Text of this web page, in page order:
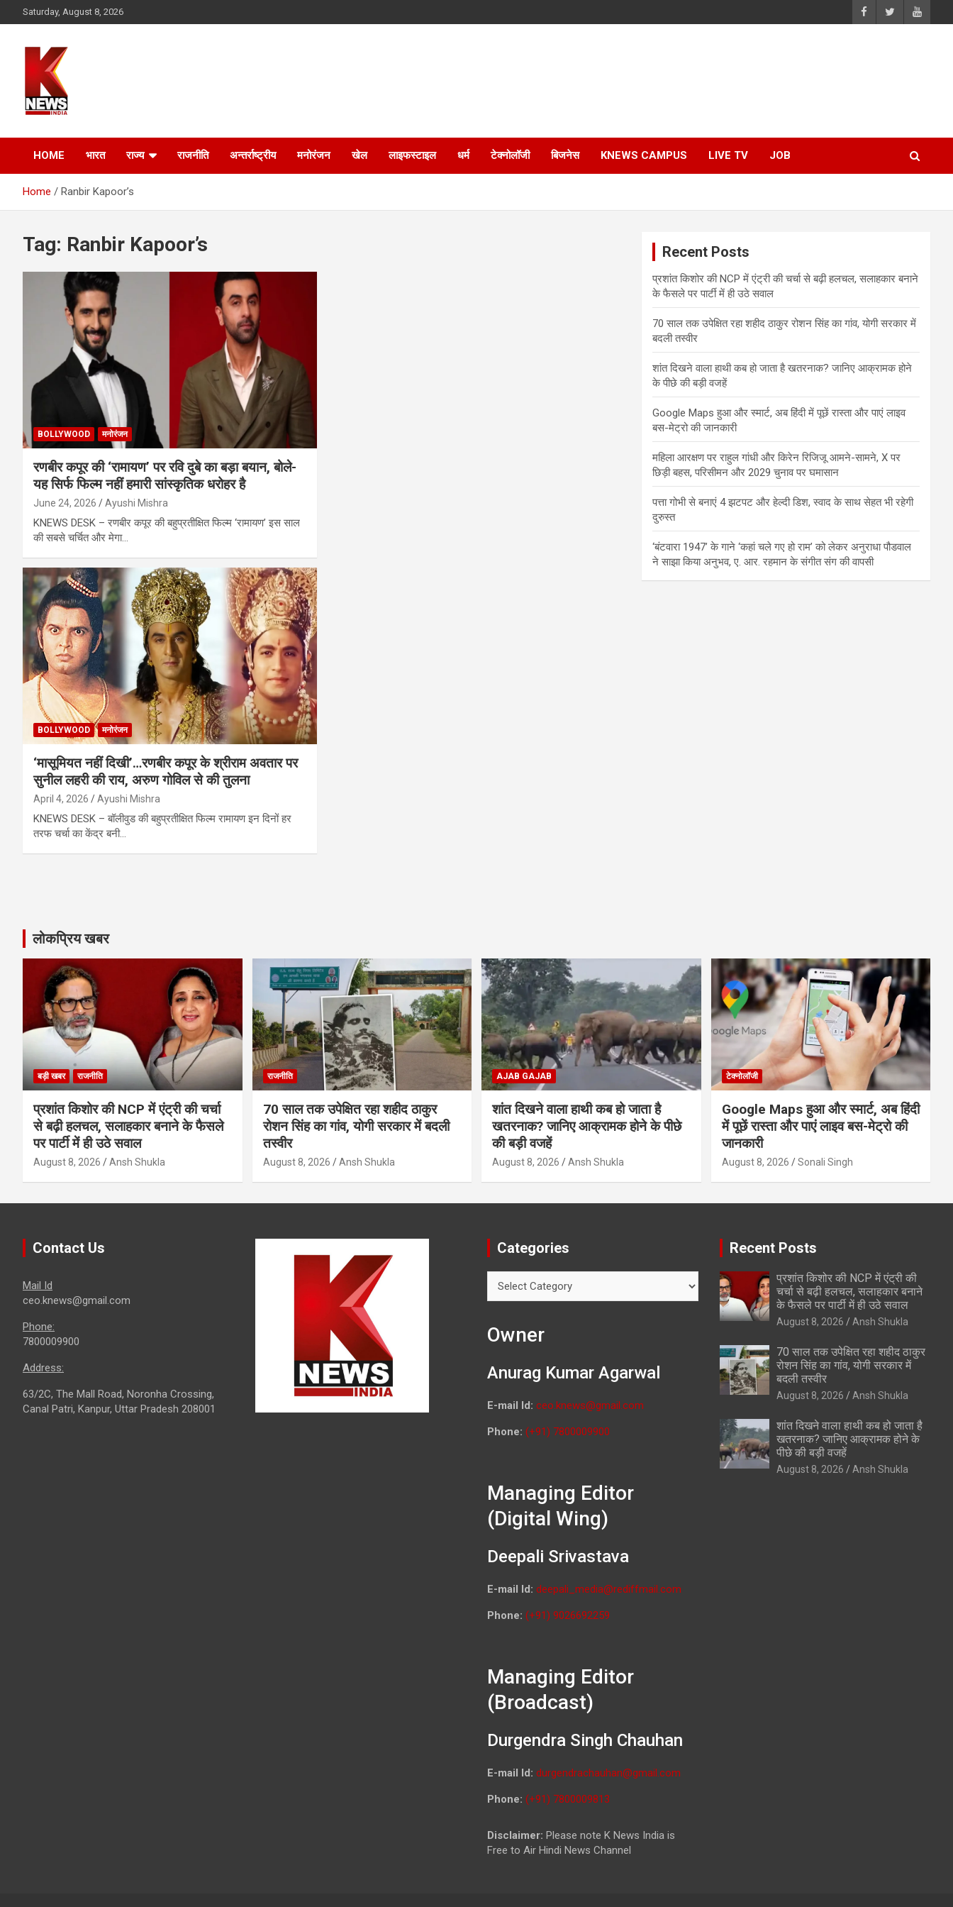
to
Saturday, August 8, 2026
HOME भारत राज्य राजनीति अन्तर्राष्ट्रीय मनोरंजन खेल लाइफस्टाइल धर्म टेक्नोलॉजी बिजनेस KNEWS CAMPUS LIVE TV JOB
Home Ranbir Kapoor’s
Tag: Ranbir Kapoor’s
BOLLYWOOD मनोरंजन
रणबीर कपूर की ‘रामायण’ पर रवि दुबे का बड़ा बयान, बोले-
यह सिर्फ फिल्म नहीं हमारी सांस्कृतिक धरोहर है
June 24, 2026 Ayushi Mishra
KNEWS DESK – रणबीर कपूर की बहुप्रतीक्षित फिल्म ‘रामायण’ इस साल
की सबसे चर्चित और मेगा…
BOLLYWOOD मनोरंजन
‘मासूमियत नहीं दिखी’…रणबीर कपूर के श्रीराम अवतार पर
सुनील लहरी की राय, अरुण गोविल से की तुलना
April 4, 2026 Ayushi Mishra
KNEWS DESK – बॉलीवुड की बहुप्रतीक्षित फिल्म रामायण इन दिनों हर
तरफ चर्चा का केंद्र बनी…
Recent Posts
प्रशांत किशोर की NCP में एंट्री की चर्चा से बढ़ी हलचल, सलाहकार बनाने
के फैसले पर पार्टी में ही उठे सवाल
70 साल तक उपेक्षित रहा शहीद ठाकुर रोशन सिंह का गांव, योगी सरकार में
बदली तस्वीर
शांत दिखने वाला हाथी कब हो जाता है खतरनाक? जानिए आक्रामक होने
के पीछे की बड़ी वजहें
Google Maps हुआ और स्मार्ट, अब हिंदी में पूछें रास्ता और पाएं लाइव
बस-मेट्रो की जानकारी
महिला आरक्षण पर राहुल गांधी और किरेन रिजिजू आमने-सामने, X पर
छिड़ी बहस, परिसीमन और 2029 चुनाव पर घमासान
पत्ता गोभी से बनाएं 4 झटपट और हेल्दी डिश, स्वाद के साथ सेहत भी रहेगी
दुरुस्त
‘बंटवारा 1947’ के गाने ‘कहां चले गए हो राम’ को लेकर अनुराधा पौडवाल
ने साझा किया अनुभव, ए. आर. रहमान के संगीत संग की वापसी
लोकप्रिय खबर
बड़ी खबर राजनीति
प्रशांत किशोर की NCP में एंट्री की चर्चा
से बढ़ी हलचल, सलाहकार बनाने के फैसले
पर पार्टी में ही उठे सवाल
August 8, 2026 Ansh Shukla
राजनीति
70 साल तक उपेक्षित रहा शहीद ठाकुर
रोशन सिंह का गांव, योगी सरकार में बदली
तस्वीर
August 8, 2026 Ansh Shukla
AJAB GAJAB
शांत दिखने वाला हाथी कब हो जाता है
खतरनाक? जानिए आक्रामक होने के पीछे
की बड़ी वजहें
August 8, 2026 Ansh Shukla
टेक्नोलॉजी
Google Maps हुआ और स्मार्ट, अब हिंदी
में पूछें रास्ता और पाएं लाइव बस-मेट्रो की
जानकारी
August 8, 2026 Sonali Singh
Contact Us
Mail Id
ceo.knews@gmail.com
Phone:
7800009900
Address:
63/2C, The Mall Road, Noronha Crossing,
Canal Patri, Kanpur, Uttar Pradesh 208001
Categories
Owner
Anurag Kumar Agarwal
E-mail Id: ceo.knews@gmail.com
Phone: (+91) 7800009900
Managing Editor
(Digital Wing)
Deepali Srivastava
E-mail Id: deepali_media@rediffmail.com
Phone: (+91) 9026692259
Managing Editor
(Broadcast)
Durgendra Singh Chauhan
E-mail Id: durgendrachauhan@gmail.com
Phone: (+91) 7800009813
Disclaimer: Please note K News India is
Free to Air Hindi News Channel
Recent Posts
प्रशांत किशोर की NCP में एंट्री की
चर्चा से बढ़ी हलचल, सलाहकार बनाने
के फैसले पर पार्टी में ही उठे सवाल
August 8, 2026 Ansh Shukla
70 साल तक उपेक्षित रहा शहीद ठाकुर
रोशन सिंह का गांव, योगी सरकार में
बदली तस्वीर
August 8, 2026 Ansh Shukla
शांत दिखने वाला हाथी कब हो जाता है
खतरनाक? जानिए आक्रामक होने के
पीछे की बड़ी वजहें
August 8, 2026 Ansh Shukla